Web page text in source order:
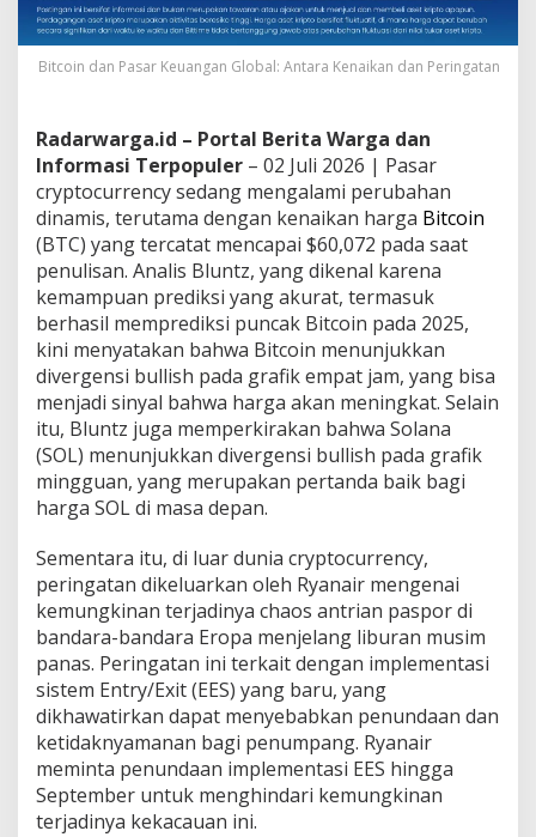
Bitcoin dan Pasar Keuangan Global: Antara Kenaikan dan Peringatan
Radarwarga.id – Portal Berita Warga dan
Informasi Terpopuler – 02 Juli 2026 | Pasar
cryptocurrency sedang mengalami perubahan
dinamis, terutama dengan kenaikan harga Bitcoin
(BTC) yang tercatat mencapai $60,072 pada saat
penulisan. Analis Bluntz, yang dikenal karena
kemampuan prediksi yang akurat, termasuk
berhasil memprediksi puncak Bitcoin pada 2025,
kini menyatakan bahwa Bitcoin menunjukkan
divergensi bullish pada grafik empat jam, yang bisa
menjadi sinyal bahwa harga akan meningkat. Selain
itu, Bluntz juga memperkirakan bahwa Solana
(SOL) menunjukkan divergensi bullish pada grafik
mingguan, yang merupakan pertanda baik bagi
harga SOL di masa depan.
Sementara itu, di luar dunia cryptocurrency,
peringatan dikeluarkan oleh Ryanair mengenai
kemungkinan terjadinya chaos antrian paspor di
bandara-bandara Eropa menjelang liburan musim
panas. Peringatan ini terkait dengan implementasi
sistem Entry/Exit (EES) yang baru, yang
dikhawatirkan dapat menyebabkan penundaan dan
ketidaknyamanan bagi penumpang. Ryanair
meminta penundaan implementasi EES hingga
September untuk menghindari kemungkinan
terjadinya kekacauan ini.